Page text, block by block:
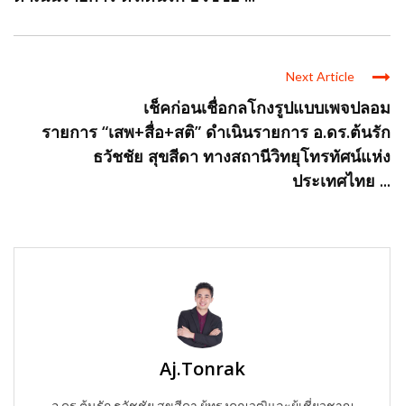
Next Article
เช็คก่อนเชื่อกลโกงรูปแบบเพจปลอม
รายการ “เสพ+สื่อ+สติ” ดำเนินรายการ อ.ดร.ต้นรัก
ธวัชชัย สุขสีดา ทางสถานีวิทยุโทรทัศน์แห่ง
ประเทศไทย ...
Aj.Tonrak